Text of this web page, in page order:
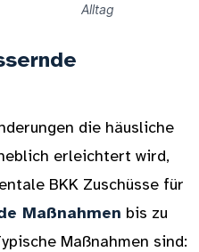
Alltag
die häusliche
erleichtert wird,
BKK Zuschüsse für
Maßnahmen bis zu
Maßnahmen sind: